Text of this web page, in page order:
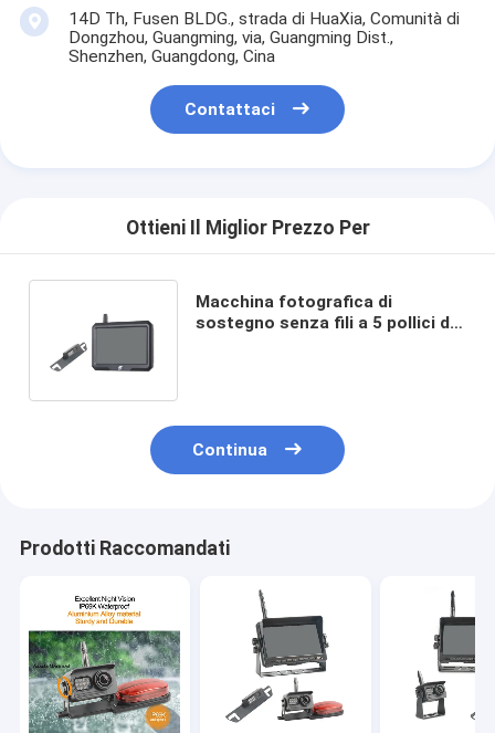
14D Th, Fusen BLDG., strada di HuaXia, Comunità di
Dongzhou, Guangming, via, Guangming Dist.,
Shenzhen, Guangdong, Cina
Contattaci
Ottieni Il Miglior Prezzo Per
Macchina fotografica di
sostegno senza fili a 5 pollici del
Continua
Prodotti Raccomandati